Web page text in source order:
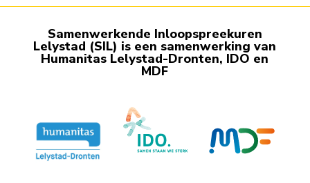
Samenwerkende Inloop­spreekuren
Lelystad (SIL) is een samen­werking van
Humanitas Lelystad-Dronten, IDO en
MDF